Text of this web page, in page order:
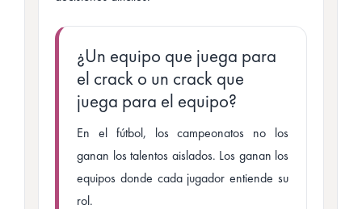
¿Un equipo que juega para
el crack o un crack que
juega para el equipo?
En el fútbol, los campeonatos no los
ganan los talentos aislados. Los ganan los
equipos donde cada jugador entiende su
rol.